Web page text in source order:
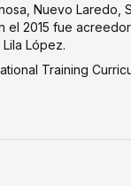
Nuevo Laredo,
el 2015 fue
López.
Training